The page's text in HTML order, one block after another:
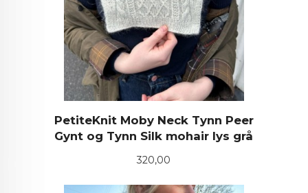
PetiteKnit Moby Neck Tynn Peer
Gynt og Tynn Silk mohair lys grå
Pris
320,00